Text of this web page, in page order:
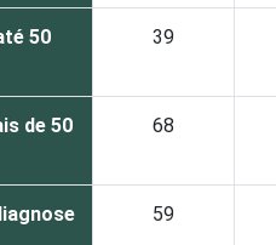
50
39
de 50
68
59